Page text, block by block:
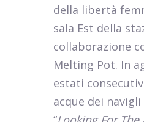
della libertà
sala Est della
collaborazione
Melting Pot. In
estati
acque dei